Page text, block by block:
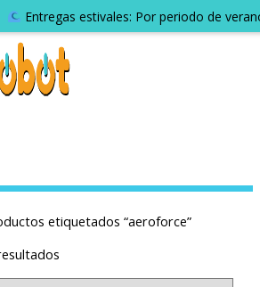
Entregas estivales: Por periodo de
etiquetados “aeroforce”